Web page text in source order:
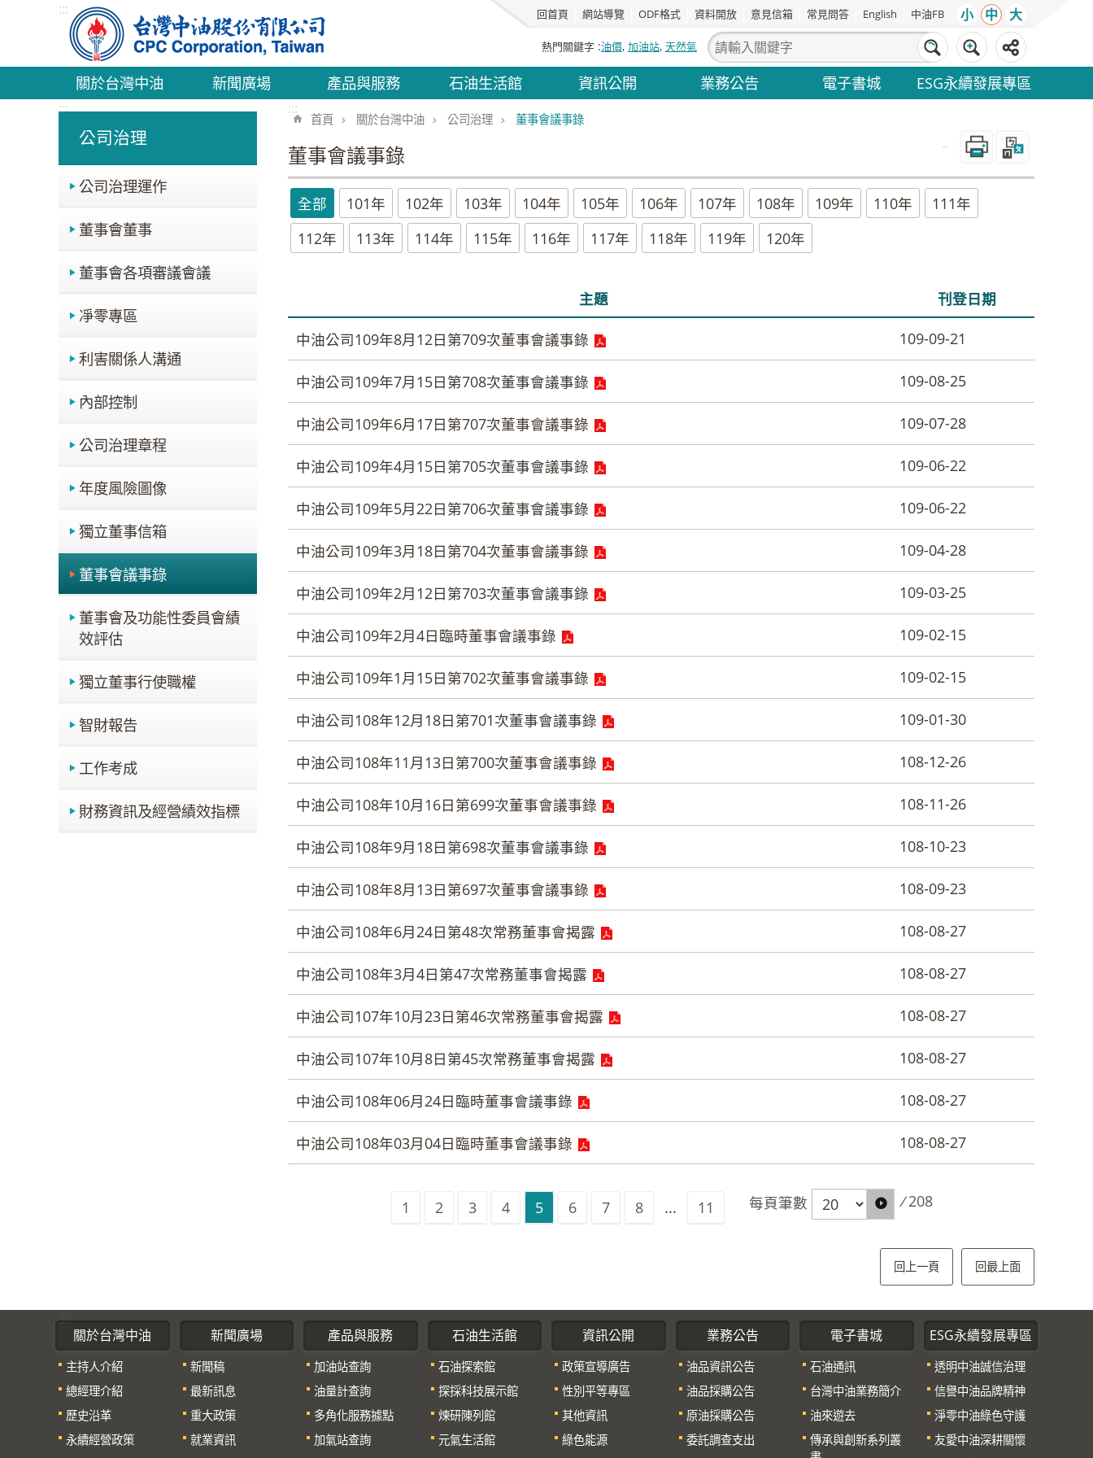
跳到主要內容區塊
::: 回首頁 網站導覽 ODF格式 資料開放 意見信箱 常見問答 English 中油FB 小 中 大
熱門關鍵字 油價 加油站 天然氣
關於台灣中油 新聞廣場 產品與服務 石油生活館 資訊公開 業務公告 電子書城 ESG永續發展專區
:::
公司治理
公司治理運作
董事會董事
董事會各項審議會議
凈零專區
利害關係人溝通
內部控制
公司治理章程
年度風險圖像
獨立董事信箱
董事會議事錄
董事會及功能性委員會績
效評估
獨立董事行使職權
智財報告
工作考成
財務資訊及經營績效指標
:::
首頁 關於台灣中油 公司治理 董事會議事錄
董事會議事錄
全部 101年 102年 103年 104年 105年 106年 107年 108年 109年 110年
111年
112年
113年 114年 115年 116年 117年 118年 119年 120年
主題 刊登日期
中油公司109年8月12日第709次董事會議事錄 109-09-21
中油公司109年7月15日第708次董事會議事錄 109-08-25
中油公司109年6月17日第707次董事會議事錄 109-07-28
中油公司109年4月15日第705次董事會議事錄 109-06-22
中油公司109年5月22日第706次董事會議事錄 109-06-22
中油公司109年3月18日第704次董事會議事錄 109-04-28
中油公司109年2月12日第703次董事會議事錄 109-03-25
中油公司109年2月4日臨時董事會議事錄 109-02-15
中油公司109年1月15日第702次董事會議事錄 109-02-15
中油公司108年12月18日第701次董事會議事錄 109-01-30
中油公司108年11月13日第700次董事會議事錄 108-12-26
中油公司108年10月16日第699次董事會議事錄 108-11-26
中油公司108年9月18日第698次董事會議事錄 108-10-23
中油公司108年8月13日第697次董事會議事錄 108-09-23
中油公司108年6月24日第48次常務董事會揭露 108-08-27
中油公司108年3月4日第47次常務董事會揭露 108-08-27
中油公司107年10月23日第46次常務董事會揭露 108-08-27
中油公司107年10月8日第45次常務董事會揭露 108-08-27
中油公司108年06月24日臨時董事會議事錄 108-08-27
中油公司108年03月04日臨時董事會議事錄 108-08-27
1 2 3 4 5 6 7 8 ... 11 每頁筆數 / 208
回上一頁 回最上面
:::
關於台灣中油
主持人介紹
總經理介紹
歷史沿革
永續經營政策
新聞廣場
新聞稿
最新訊息
重大政策
就業資訊
產品與服務
加油站查詢
油量計查詢
多角化服務據點
加氣站查詢
石油生活館
石油探索館
探採科技展示館
煉研陳列館
元氣生活館
資訊公開
政策宣導廣告
性別平等專區
其他資訊
綠色能源
業務公告
油品資訊公告
油品採購公告
原油採購公告
委託調查支出
電子書城
石油通訊
台灣中油業務簡介
油來遊去
傳承與創新系列叢
ESG永續發展專區
透明中油誠信治理
信譽中油品牌精神
淨零中油綠色守護
友愛中油深耕關懷